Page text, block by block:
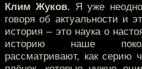
Клим Жуков. Я уже
говоря об актуальности и
история – это наука о
историю наше
рассматривают, как серию